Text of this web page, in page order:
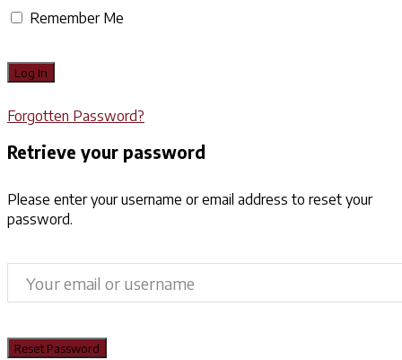
Remember Me
Forgotten Password?
Retrieve your password
Please enter your username or email address to reset your
password.